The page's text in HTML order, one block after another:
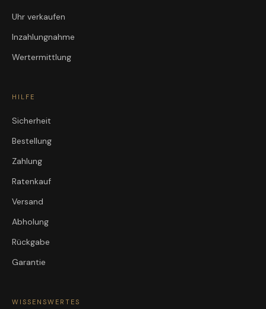
Uhr verkaufen
Inzahlungnahme
Wertermittlung
HILFE
Sicherheit
Bestellung
Zahlung
Ratenkauf
Versand
Abholung
Rückgabe
Garantie
WISSENSWERTES